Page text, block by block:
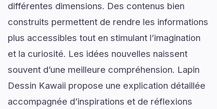
différentes dimensions. Des contenus bien
construits permettent de rendre les informations
plus accessibles tout en stimulant l’imagination
et la curiosité. Les idées nouvelles naissent
souvent d’une meilleure compréhension. Lapin
Dessin Kawaii propose une explication détaillée
accompagnée d’inspirations et de réflexions